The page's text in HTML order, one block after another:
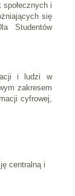
i
się
Studentów
i ludzi w
zakresem
cyfrowej,
centralną i